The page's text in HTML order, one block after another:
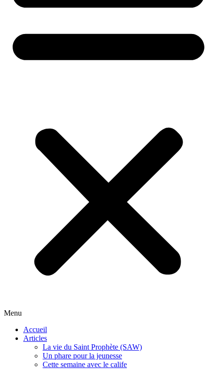
Menu
Accueil
Articles
La vie du Saint Prophète (SAW)
Un phare pour la jeunesse
Cette semaine avec le calife